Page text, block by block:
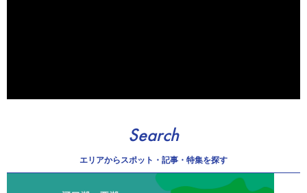
Search
エリアからスポット・記事・特集を探す